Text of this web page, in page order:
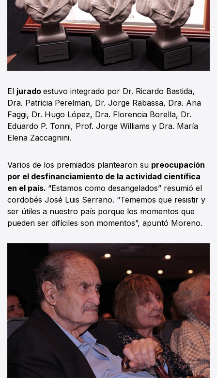
El jurado estuvo integrado por Dr. Ricardo Bastida,
Dra. Patricia Perelman, Dr. Jorge Rabassa, Dra. Ana
Faggi, Dr. Hugo López, Dra. Florencia Borella, Dr.
Eduardo P. Tonni, Prof. Jorge Williams y Dra. María
Elena Zaccagnini.
Varios de los premiados plantearon su preocupación
por el desfinanciamiento de la actividad científica
en el país. “Estamos como desangelados” resumió el
cordobés José Luis Serrano. “Tememos que resistir y
ser útiles a nuestro país porque los momentos que
pueden ser difíciles son momentos”, apuntó Moreno.